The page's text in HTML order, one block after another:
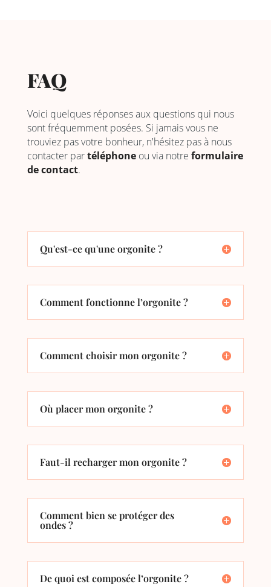
FAQ
Voici quelques réponses aux questions qui nous
sont fréquemment posées. Si jamais vous ne
trouviez pas votre bonheur, n'hésitez pas à nous
contacter partéléphoneou via notre formulaire
de contact.
Qu'est-ce qu'une orgonite ?
Comment fonctionne l’orgonite ?
Comment choisir mon orgonite ?
Où placer mon orgonite ?
Faut-il recharger mon orgonite ?
Comment bien se protéger des
ondes ?
De quoi est composée l’orgonite ?